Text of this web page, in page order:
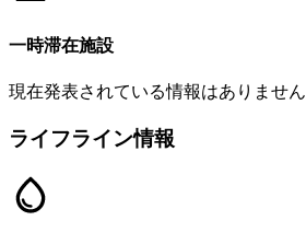
一時滞在施設
現在発表されている情報はありません
ライフライン情報